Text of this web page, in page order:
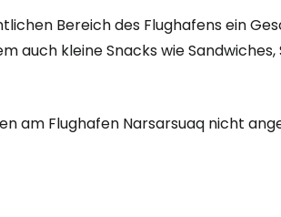
Bereich des Flughafens ein
auch kleine Snacks wie
am Flughafen Narsarsuaq nicht
Weiter mit